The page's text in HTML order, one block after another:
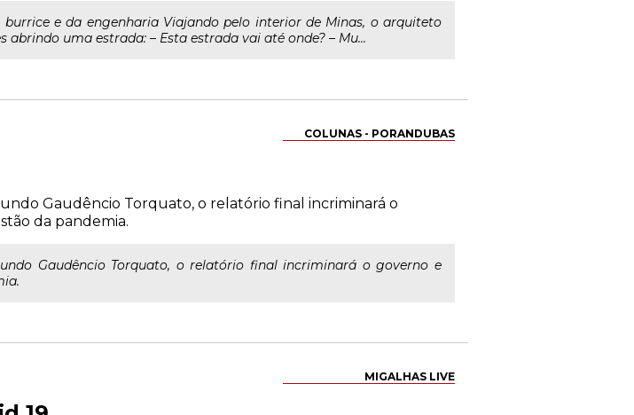
e da engenharia Viajando pelo interior de Minas, o arquiteto
uma estrada: – Esta estrada vai até onde? – Mu...
COLUNAS - PORANDUBAS
Gaudêncio Torquato, o relatório final incriminará o
da pandemia.
Gaudêncio Torquato, o relatório final incriminará o governo e
MIGALHAS LIVE